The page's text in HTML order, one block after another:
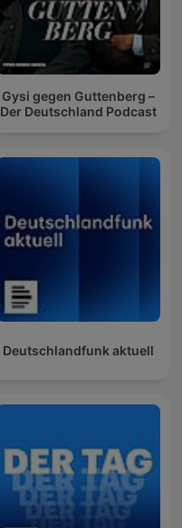
Gysi gegen Guttenberg –
Der Deutschland Podcast
Deutschlandfunk aktuell